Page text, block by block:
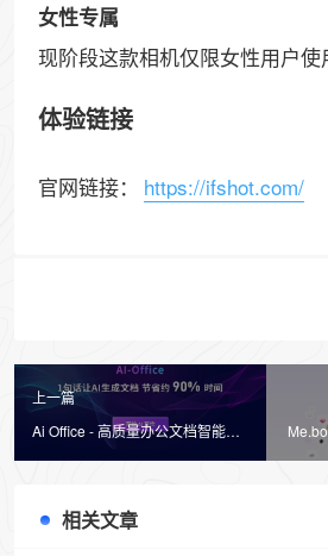
女性专属
现阶段这款相机仅限女性用户使
体验链接
官网链接： https://ifshot.com/
上一篇
Ai Office - 高质量办公文档智能写
相关文章